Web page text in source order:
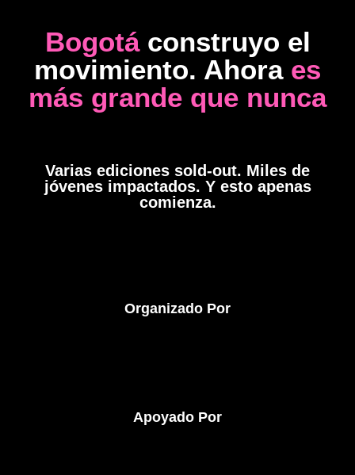
Bogotáconstruyo el
movimiento. Ahora es
más grande que nunca
Varias ediciones sold-out. Miles de
jóvenes impactados. Y esto apenas
comienza.
Organizado Por
Apoyado Por